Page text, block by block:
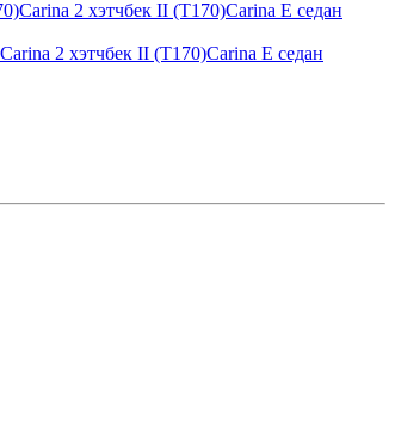
2 хэтчбек II (T170)Carina E седан